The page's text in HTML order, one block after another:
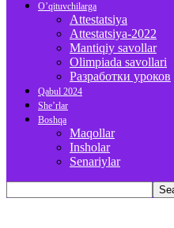
O’qituvchilarga
Attestatsiya
Attestatsiya-2022
Mantiqiy savollar
Olimpiada savollari
Разработки уроков
Qabul 2024
She’rlar
Boshqa
Maqollar
Insholar
Senariylar